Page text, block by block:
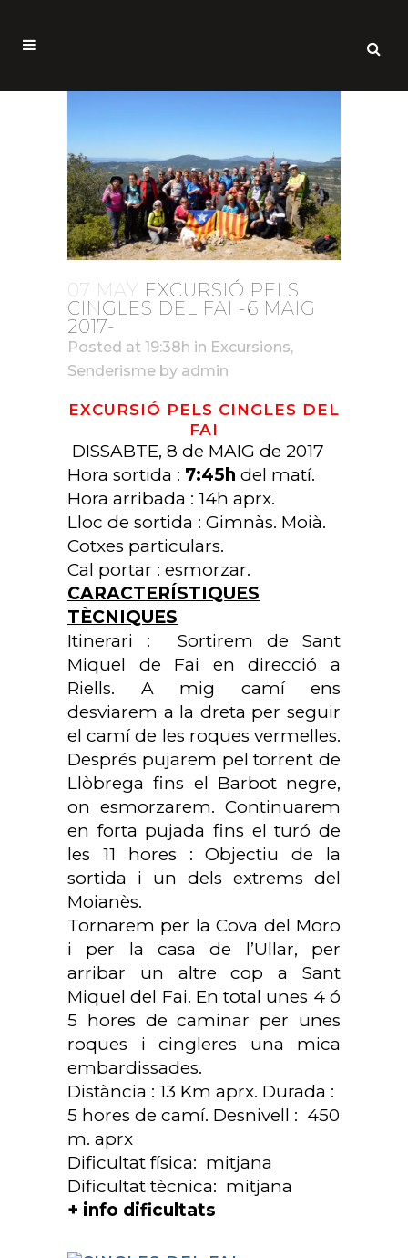
07 MAY EXCURSIÓ PELS
CINGLES DEL FAI -6 MAIG
2017-
Posted at 19:38h in Excursions,
Senderisme by admin
EXCURSIÓ PELS CINGLES DEL
FAI
DISSABTE, 8 de MAIG de 2017
Hora sortida : 7:45h del matí.
Hora arribada : 14h aprx.
Lloc de sortida : Gimnàs. Moià.
Cotxes particulars.
Cal portar : esmorzar.
CARACTERÍSTIQUES
TÈCNIQUES
Itinerari : Sortirem de Sant
Miquel de Fai en direcció a
Riells. A mig camí ens
desviarem a la dreta per seguir
el camí de les roques vermelles.
Després pujarem pel torrent de
Llòbrega fins el Barbot negre,
on esmorzarem. Continuarem
en forta pujada fins el turó de
les 11 hores : Objectiu de la
sortida i un dels extrems del
Moianès.
Tornarem per la Cova del Moro
i per la casa de l’Ullar, per
arribar un altre cop a Sant
Miquel del Fai. En total unes 4 ó
5 hores de caminar per unes
roques i cingleres una mica
embardissades.
Distància : 13 Km aprx. Durada :
5 hores de camí. Desnivell : 450
m. aprx
Dificultat física: mitjana
Dificultat tècnica: mitjana
+ info dificultats